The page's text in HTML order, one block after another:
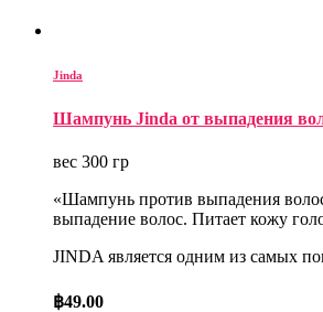
Jinda
Шампунь Jinda от выпадения
вес 300 гр
«Шампунь против выпадения
выпадение волос. Питает кожу
JINDA является одним из самых
฿49.00